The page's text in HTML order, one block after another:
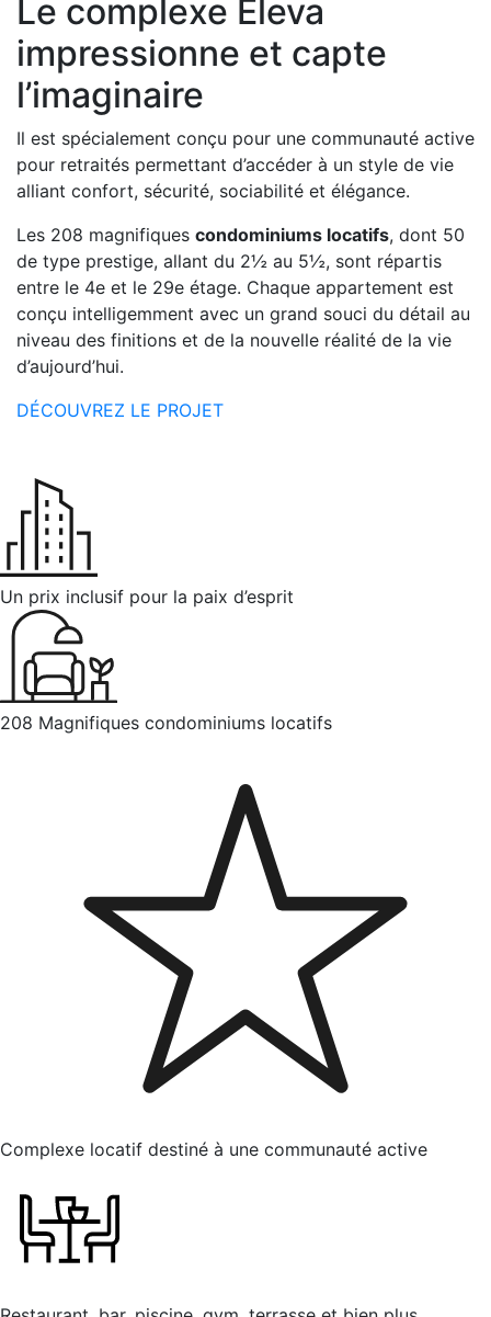
Le complexe Eleva
impressionne et capte
l’imaginaire
Il est spécialement conçu pour une communauté active
pour retraités permettant d’accéder à un style de vie
alliant confort, sécurité, sociabilité et élégance.
Les 208 magnifiques condominiums locatifs, dont 50
de type prestige, allant du 2½ au 5½, sont répartis
entre le 4e et le 29e étage. Chaque appartement est
conçu intelligemment avec un grand souci du détail au
niveau des finitions et de la nouvelle réalité de la vie
d’aujourd’hui.
DÉCOUVREZ LE PROJET
Un prix inclusif pour la paix d’esprit
208 Magnifiques condominiums locatifs
Complexe locatif destiné à une communauté active